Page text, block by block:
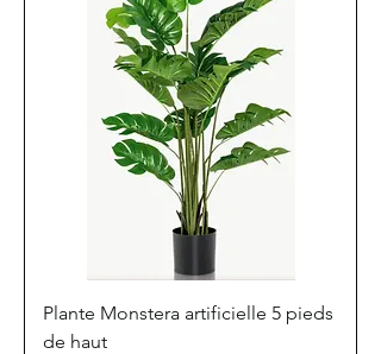
Plante Monstera artificielle 5 pieds
de haut